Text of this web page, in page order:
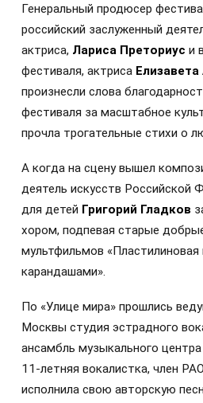
Генеральный продюсер
российский заслуженный
актриса, Лариса Преториус и
фестиваля, актриса
произнесли слова
фестиваля за масштабное
прочла трогательные стихи о
А когда на сцену вышел
деятель искусств Российской
для детей Григорий Гладков
хором, подпевая старые
мультфильмов «Пластилиновая
карандашами».
По «Улице мира» прошлись
Москвы студия эстрадного
ансамбль музыкального центра
11-летняя вокалистка, член РАО
исполнила свою авторскую